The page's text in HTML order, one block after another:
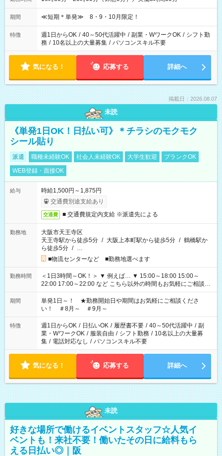
期間 ≪短期＊単発≫ 8・9・10月限定！
特徴 週1日からOK / 40～50代活躍中 / 副業・WワークOK / シフト勤
務 / 10名以上の大量募集 / パソコンスキル不要
気になる！ 応募する 詳細へ
掲載日：2026.08.07
未読
《単発1日OK！日払い可》＊チラシのモクモク
シール貼り
派遣 職種未経験OK 社会人未経験OK 大学生歓迎
ブランクOK
WEB登録・面接OK
給与
時給1,500円～1,875円
交通費別途支給あり
交通費 ■ 交通費規定内支給 ※派遣先による
勤務地
大阪市天王寺区
天王寺駅から徒歩5分 / 大阪上本町駅から徒歩5分 / 鶴橋駅か
ら徒歩5分 / …
■物流センターなど ■勤務地選べます
勤務時間
＜1日3時間～OK！＞ ▼ 例えば… ▼ 15:00～18:00 15:00～
22:00 17:00～22:00 など こちら以外の時間もお気軽にご相談く
ださい！
期間
単発1日～！ ★勤務開始日や期間はお気軽にご相談くださ
い！ ＃8月～ ＃9月～
特徴 週1日からOK / 日払いOK / 履歴書不要 / 40～50代活躍中 / 副
業・WワークOK / 服装自由 / シフト勤務 / 10名以上の大量募
集 / 電話対応なし / パソコンスキル不要
気になる！ 応募する 詳細へ
未読
好きな場所で働けるイベントスタッフ☆人気イ
ベントも！来社不要！働いたその日に給料もら
える日払い◎｜阪